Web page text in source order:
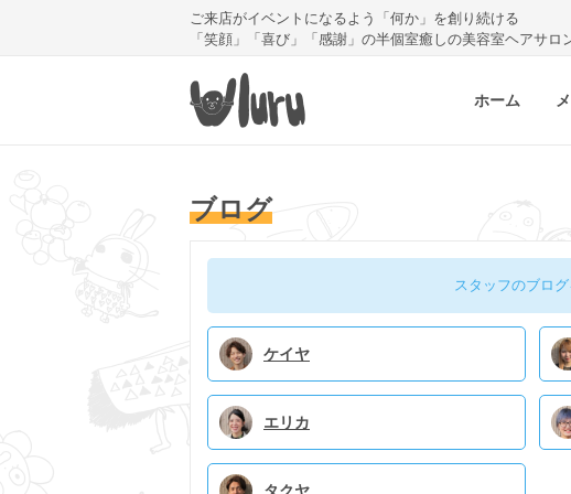
ご来店がイベントになるよう「何か」を創り続ける
「笑顔」「喜び」「感謝」の半個室癒しの美容室ヘアサロ
ホーム
ブログ
スタッフのブロ
ケイヤ
エリカ